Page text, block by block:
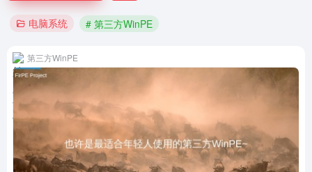
电脑系统 # 第三方WinPE
第三方WinPE